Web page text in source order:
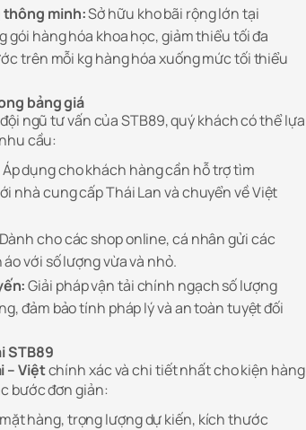
thông minh:Sở hữu kho bãi rộng lớn tại
gói hàng hóa khoa học, giảm thiểu tối đa
trên mỗi kg hàng hóa xuống mức tối thiểu
bảng giá
ngũ tư vấn của STB89, quý khách có thể lựa
cầu:
Áp dụng cho khách hàng cần hỗ trợ tìm
nhà cung cấp Thái Lan và chuyển về Việt
Dành cho các shop online, cá nhân gửi các
với số lượng vừa và nhỏ.
Giải pháp vận tải chính ngạch số lượng
đảm bảo tính pháp lý và an toàn tuyệt đối
STB89
– Việtchính xác và chi tiết nhất cho kiện hàng
bước đơn giản:
hàng, trọng lượng dự kiến, kích thước